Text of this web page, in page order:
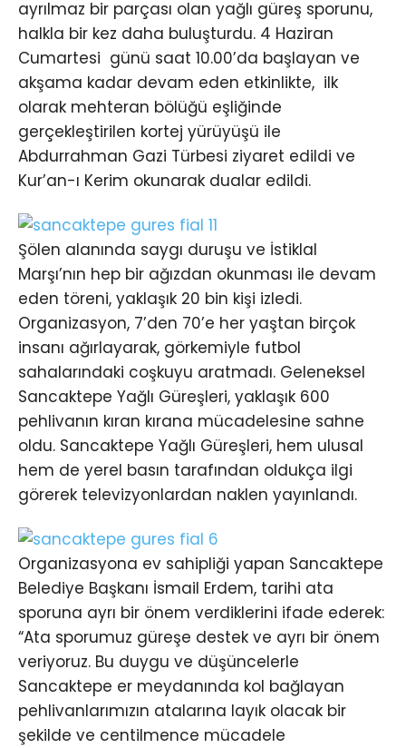
ayrılmaz bir parçası olan yağlı güreş sporunu,
halkla bir kez daha buluşturdu. 4 Haziran
Cumartesi günü saat 10.00’da başlayan ve
akşama kadar devam eden etkinlikte, ilk
olarak mehteran bölüğü eşliğinde
gerçekleştirilen kortej yürüyüşü ile
Abdurrahman Gazi Türbesi ziyaret edildi ve
Kur’an-ı Kerim okunarak dualar edildi.
Şölen alanında saygı duruşu ve İstiklal
Marşı’nın hep bir ağızdan okunması ile devam
eden töreni, yaklaşık 20 bin kişi izledi.
Organizasyon, 7’den 70’e her yaştan birçok
insanı ağırlayarak, görkemiyle futbol
sahalarındaki coşkuyu aratmadı. Geleneksel
Sancaktepe Yağlı Güreşleri, yaklaşık 600
pehlivanın kıran kırana mücadelesine sahne
oldu. Sancaktepe Yağlı Güreşleri, hem ulusal
hem de yerel basın tarafından oldukça ilgi
görerek televizyonlardan naklen yayınlandı.
Organizasyona ev sahipliği yapan Sancaktepe
Belediye Başkanı İsmail Erdem, tarihi ata
sporuna ayrı bir önem verdiklerini ifade ederek:
“Ata sporumuz güreşe destek ve ayrı bir önem
veriyoruz. Bu duygu ve düşüncelerle
Sancaktepe er meydanında kol bağlayan
pehlivanlarımızın atalarına layık olacak bir
şekilde ve centilmence mücadele